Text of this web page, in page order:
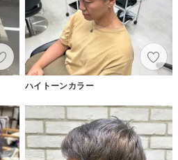
ハイトーンカラー